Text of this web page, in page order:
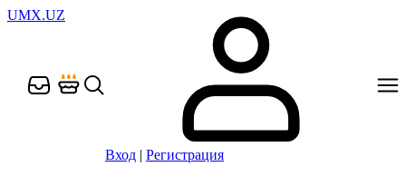
UMX.UZ
Вход | Регистрация